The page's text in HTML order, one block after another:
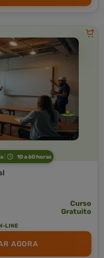
10 a 60 horas
Curso
Gratuito
LINE
AGORA